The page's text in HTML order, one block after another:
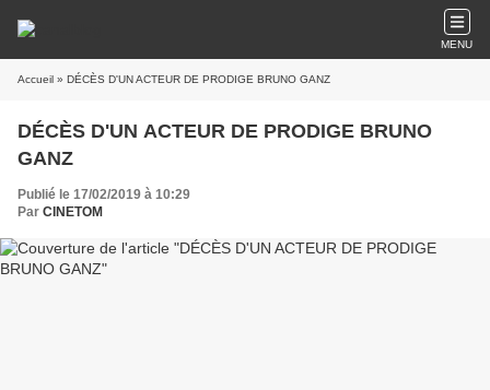
MENU
Accueil » DÉCÈS D'UN ACTEUR DE PRODIGE BRUNO GANZ
DÉCÈS D'UN ACTEUR DE PRODIGE BRUNO
GANZ
Publié le 17/02/2019 à 10:29
Par CINETOM